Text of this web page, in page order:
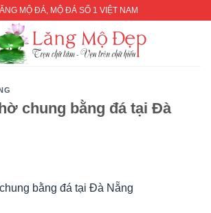
MỘ ĐÁ, MỘ ĐÁ SỐ 1 VIỆT NAM
chung bằng đá tại Đà